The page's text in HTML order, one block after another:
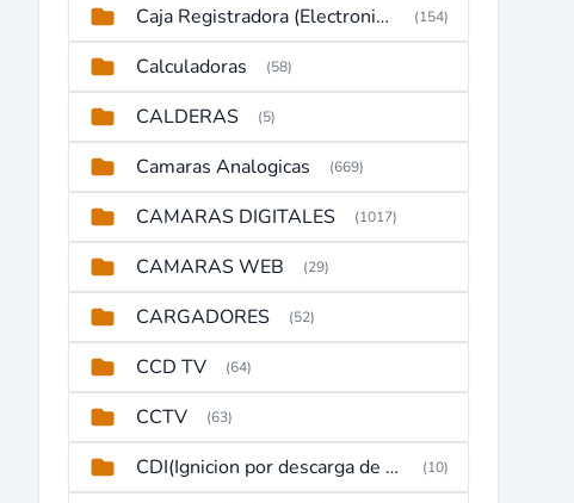
Caja Registradora (Electronic Cash Register) (154)
Calculadoras (58)
CALDERAS (5)
Camaras Analogicas (669)
CAMARAS DIGITALES (1017)
CAMARAS WEB (29)
CARGADORES (52)
CCD TV (64)
CCTV (63)
CDI(Ignicion por descarga de capacitor) (10)